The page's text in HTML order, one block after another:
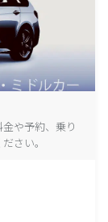
や予約、乗り
さい。